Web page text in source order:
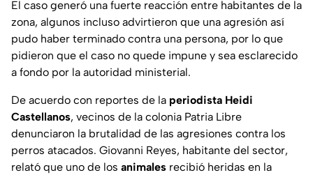
El caso generó una fuerte reacción entre habitantes de la
zona, algunos incluso advirtieron que una agresión así
pudo haber terminado contra una persona, por lo que
pidieron que el caso no quede impune y sea esclarecido
a fondo por la autoridad ministerial.
De acuerdo con reportes de la periodista Heidi
Castellanos, vecinos de la colonia Patria Libre
denunciaron la brutalidad de las agresiones contra los
perros atacados. Giovanni Reyes, habitante del sector,
relató que uno de los animales recibió heridas en la